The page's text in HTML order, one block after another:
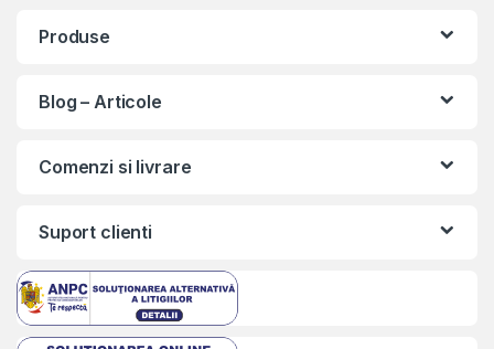
Produse
Blog – Articole
Comenzi si livrare
Suport clienti